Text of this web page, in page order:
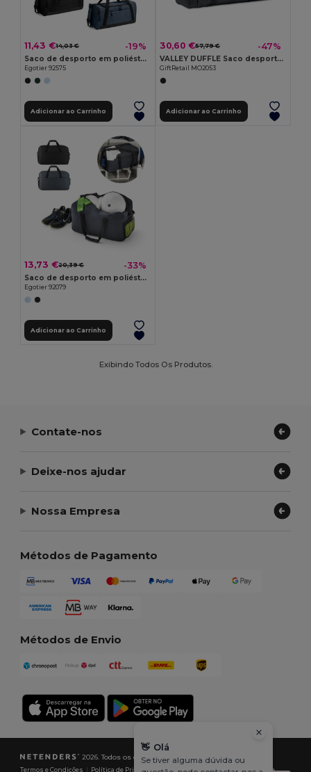
11,43 €14,03 € -19%
Saco de desporto em poliéster reciclado 600D de alta densidade
Egotier 92575
Adicionar ao Carrinho
30,60 €57,79 € -47%
VALLEY DUFFLE Saco desporto grande 300D RPET
GiftRetail MO2053
Adicionar ao Carrinho
13,73 €20,39 € -33%
Saco de desporto em poliéster reciclado 600D
Egotier 92079
Adicionar ao Carrinho
Exibindo Todos Os Produtos.
Contate-nos
Deixe-nos ajudar
Nossa Empresa
Métodos de Pagamento
Métodos de Envio
2026. Todos os direitos reservados
Termos e Condições Política de Privacidade| Política de cookies| Mapa do Site
👋 Olá
Se tiver alguma dúvida ou